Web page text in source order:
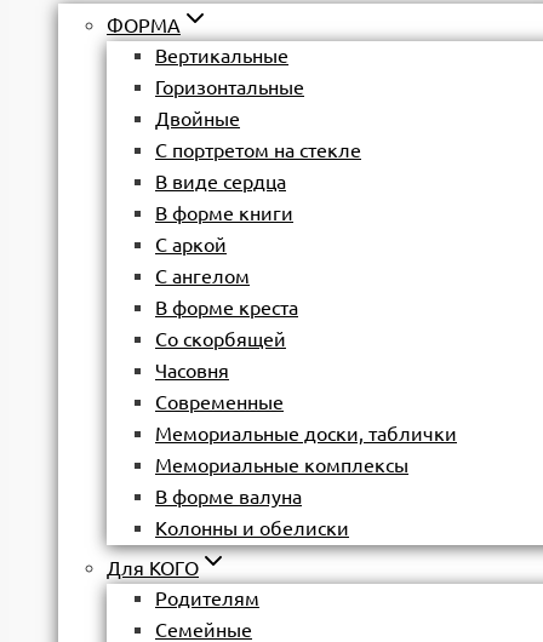
ФОРМА
Вертикальные
Горизонтальные
Двойные
С портретом на стекле
В виде сердца
В форме книги
С аркой
С ангелом
В форме креста
Со скорбящей
Часовня
Современные
Мемориальные доски, таблички
Мемориальные комплексы
В форме валуна
Колонны и обелиски
Для КОГО
Родителям
Семейные